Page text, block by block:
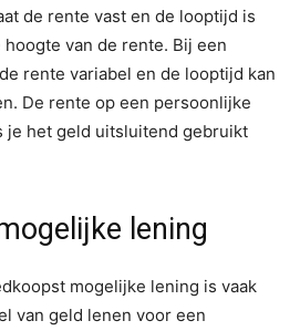
de rente vast en de looptijd is
van de rente. Bij een
rente variabel en de looptijd kan
De rente op een persoonlijke
je het geld uitsluitend gebruikt
lening
mogelijke lening is vaak
van geld lenen voor een